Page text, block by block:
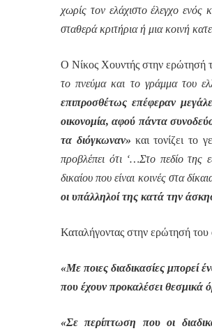
χωρίς τον ελάχιστο έλεγχο ενός
σταθερά κριτήρια ή μια κοινή
Ο Νίκος Χουντής στην ερώτησή
το πνεύμα και το γράμμα του
επιπροσθέτως επέφεραν
οικονομία, αφού πάντα
τα διόγκωναν» και τονίζει το
προβλέπει ότι ‘…Στο πεδίο της
δικαίου που είναι κοινές στα
οι υπάλληλοί της κατά την
Καταλήγοντας στην ερώτησή
«Με ποιες διαδικασίες μπορεί
που έχουν προκαλέσει
«Σε περίπτωση που οι